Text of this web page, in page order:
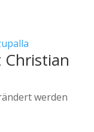
Christian
werden